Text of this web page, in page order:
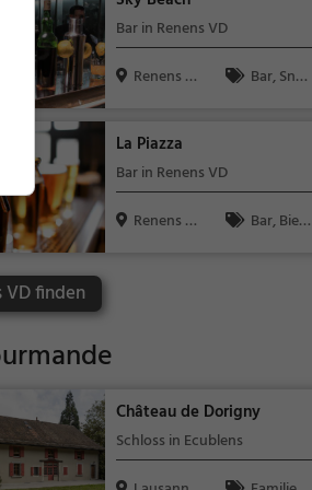
waren
Bar in Renens VD
Renens V
Bar, Snac
La Piazza
Bar in Renens VD
Renens V
Bar, Bier,
VD finden
Château de Dorigny
Schloss in Ecublens